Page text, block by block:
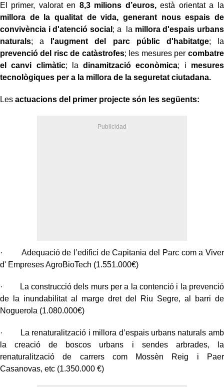
El primer, valorat en 8,3 milions d’euros,està orientat a la
millora de la qualitat de vida, generant nous espais de
convivència i d'atenció social ; a la millora d'espais urbans
naturals; a l'augment del parc públic d'habitatge; la
prevenció del risc de catàstrofes; les mesures per combatre
el canvi climàtic; ladinamització econòmica; i mesures
tecnològiques per a la millora de la seguretat ciutadana.
Les actuacions del primer projecte són les següents:
· Adequació de l’edifici de Capitania del Parc com a Viver
d' Empreses AgroBioTech (1.551.000€)
· La construcció dels murs per a la contenció i la prevenció
de la inundabilitat al marge dret del Riu Segre, al barri de
Noguerola (1.080.000€)
· La renaturalització i millora d’espais urbans naturals amb
la creació de boscos urbans i sendes arbrades, la
renaturalització de carrers com Mossèn Reig i Paer
Casanovas, etc (1.350.000 €)